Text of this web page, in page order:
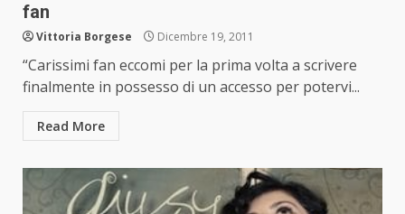
fan
Vittoria Borgese Dicembre 19, 2011
“Carissimi fan eccomi per la prima volta a scrivere
finalmente in possesso di un accesso per potervi...
Read More